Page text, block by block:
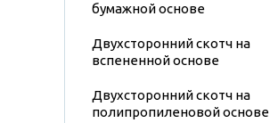
бумажной основе
Двухсторонний скотч на
вспененной основе
Двухсторонний скотч на
полипропиленовой основе